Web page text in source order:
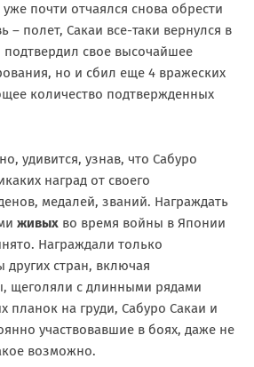
почти отчаялся снова обрести
полет, Сакаи все-таки вернулся в
подтвердил свое высочайшее
но и сбил еще 4 вражеских
количество подтвержденных
удивится, узнав, что Сабуро
наград от своего
медалей, званий. Награждать
живых во время войны в Японии
Награждали только
других стран, включая
щеголяли с длинными рядами
планок на груди, Сабуро Сакаи и
участвовавшие в боях, даже не
возможно.